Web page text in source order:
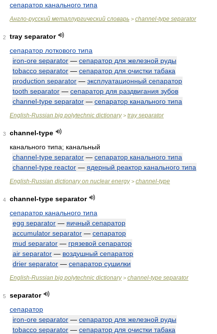
сепаратор канального типа
Англо-русский металлургический словарь > channel-type separator
2
tray separator
сепаратор лоткового типа
iron-ore separator — сепаратор для железной руды
tobacco separator — сепаратор для очистки табака
production separator — эксплуатационный сепаратор
tooth separator — сепаратор для раздвигания зубов
channel-type separator — сепаратор канального типа
English-Russian big polytechnic dictionary> tray separator
3
channel-type
канального типа; канальный
channel-type separator — сепаратор канального типа
channel-type reactor — ядерный реактор канального типа
English-Russian dictionary on nuclear energy> channel-type
4
channel-type separator
сепаратор канального типа
egg separator — яичный сепаратор
accumulator separator — сепаратор
mud separator — грязевой сепаратор
air separator — воздушный сепаратор
drier separator — сепаратор сушилки
English-Russian big polytechnic dictionary> channel-type separator
5
separator
сепаратор
iron-ore separator — сепаратор для железной руды
tobacco separator — сепаратор для очистки табака